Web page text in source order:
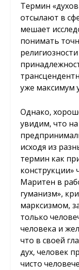
Термин
отсылают в
мешает
понимать
уже максимум
Однако,
увидим, что
исходя из
термин как
конструкции»
Маритен в
гуманизм»,
марксизмом,
только
человека и
что в своей
дух, человек
чисто